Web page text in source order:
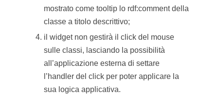
mostrato come tooltip lo rdf:comment della
classe a titolo descrittivo;
il widget non gestirà il click del mouse
sulle classi, lasciando la possibilità
all’applicazione esterna di settare
l’handler del click per poter applicare la
sua logica applicativa.